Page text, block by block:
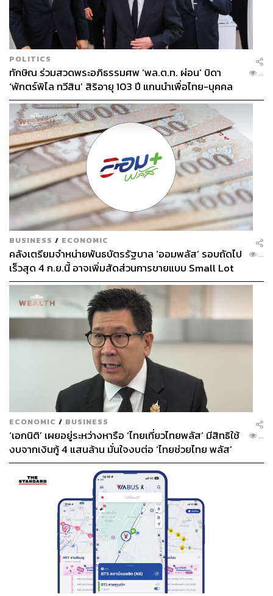
POLITICS
ทักษิณ ร่วมสวดพระอภิธรรมศพ ‘พล.ต.ท. ผ่อน’ บิดา
‘พักตร์พิไล ทวีสิน’ สิริอายุ 103 ปี แกนนำเพื่อไทย-บุคคล
หลากวงการร่วมอาลัย
...
BUSINESS / ECONOMIC
คลังเตรียมจำหน่ายพันธบัตรรัฐบาล ‘ออมพลัส’ รอบถัดไป
เร็วสุด 4 ก.ย.นี้ อาจเพิ่มสัดส่วนการขายแบบ Small Lot
First มากขึ้น
...
ECONOMIC / BUSINESS
‘เอกนิติ’ เผยอยู่ระหว่างหารือ ‘ไทยเที่ยวไทยพลัส’ มีสิทธิใช้
งบจากเงินกู้ 4 แสนล้าน มั่นใจงบต่อ ‘ไทยช่วยไทย พลัส’
เฟส 2 มีเพียงพอ
...